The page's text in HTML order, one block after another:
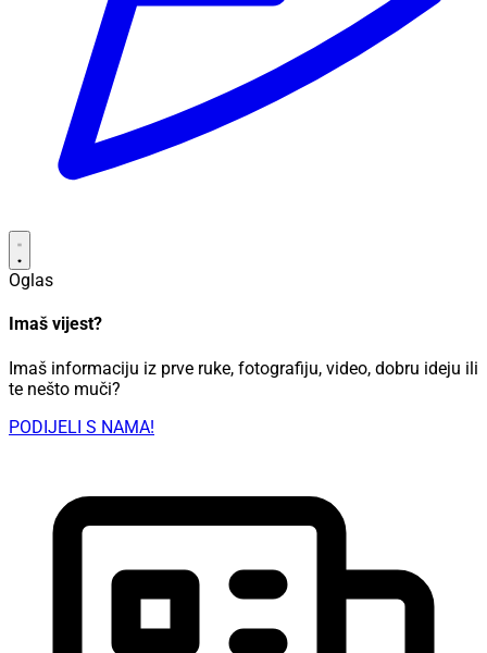
Oglas
Imaš vijest?
Imaš informaciju iz prve ruke, fotografiju, video, dobru ideju ili
te nešto muči?
PODIJELI S NAMA!